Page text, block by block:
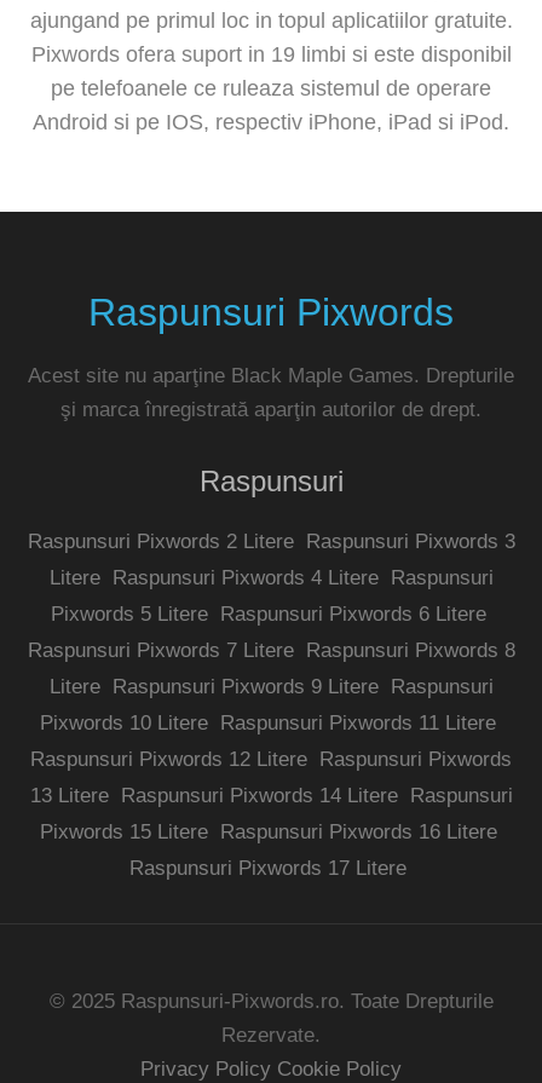
ajungand pe primul loc in topul aplicatiilor gratuite.
Pixwords ofera suport in 19 limbi si este disponibil
pe telefoanele ce ruleaza sistemul de operare
Android si pe IOS, respectiv iPhone, iPad si iPod.
Raspunsuri Pixwords
Acest site nu aparţine Black Maple Games. Drepturile
şi marca înregistrată aparţin autorilor de drept.
Raspunsuri
Raspunsuri Pixwords 2 Litere
Raspunsuri Pixwords 3
Litere
Raspunsuri Pixwords 4 Litere
Raspunsuri
Pixwords 5 Litere
Raspunsuri Pixwords 6 Litere
Raspunsuri Pixwords 7 Litere
Raspunsuri Pixwords 8
Litere
Raspunsuri Pixwords 9 Litere
Raspunsuri
Pixwords 10 Litere Raspunsuri Pixwords 11 Litere
Raspunsuri Pixwords 12 Litere Raspunsuri Pixwords
13 Litere
Raspunsuri Pixwords 14 Litere
Raspunsuri
Pixwords 15 Litere
Raspunsuri Pixwords 16 Litere
Raspunsuri Pixwords 17 Litere
© 2025 Raspunsuri-Pixwords.ro. Toate Drepturile
Rezervate.
Privacy Policy Cookie Policy